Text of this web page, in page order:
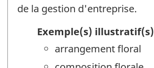
de la gestion d'entreprise.
Exemple(s) illustratif(s)
arrangement floral